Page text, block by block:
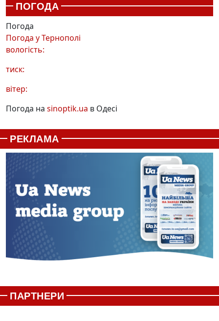
ПОГОДА
Погода
Погода уТернополі
вологість:
тиск:
вітер:
Погода на sinoptik.ua в Одесі
РЕКЛАМА
ПАРТНЕРИ